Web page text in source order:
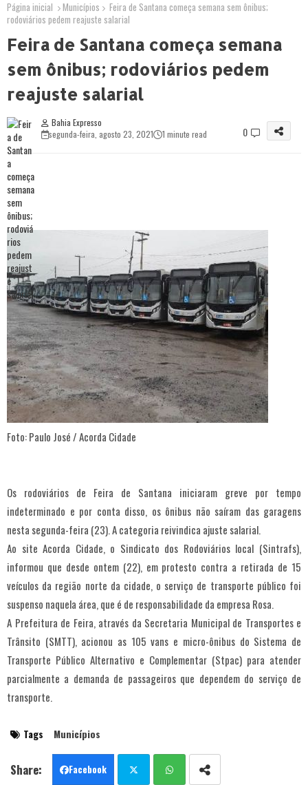
Página inicial Municípios
Feira de Santana começa semana sem ônibus;
rodoviários pedem reajuste salarial
Feira de Santana começa semana
sem ônibus; rodoviários pedem
reajuste salarial
Bahia Expresso
segunda-feira, agosto 23, 2021
1 minute read 0
Foto: Paulo José / Acorda Cidade
Os rodoviários de Feira de Santana iniciaram greve por tempo
indeterminado e por conta disso, os ônibus não saíram das garagens
nesta segunda-feira (23). A categoria reivindica ajuste salarial.
Ao site Acorda Cidade, o Sindicato dos Rodoviários local (Sintrafs),
informou que desde ontem (22), em protesto contra a retirada de 15
veículos da região norte da cidade, o serviço de transporte público foi
suspenso naquela área, que é de responsabilidade da empresa Rosa.
A Prefeitura de Feira, através da Secretaria Municipal de Transportes e
Trânsito (SMTT), acionou as 105 vans e micro-ônibus do Sistema de
Transporte Público Alternativo e Complementar (Stpac) para atender
parcialmente a demanda de passageiros que dependem do serviço de
transporte.
Tags Municípios
Facebook